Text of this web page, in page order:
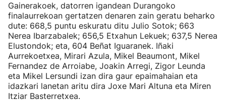
Gainerakoek, datorren igandean Durangoko
finalaurrekoan gertatzen denaren zain geratu beharko
dute: 668,5 puntu eskuratu ditu Julio Sotok; 663
Nerea Ibarzabalek; 656,5 Etxahun Lekuek; 637,5 Nerea
Elustondok; eta, 604 Beñat Iguaranek. Iñaki
Aurrekoetxea, Mirari Azula, Mikel Beaumont, Mikel
Fernandez de Arroiabe, Joakin Arregi, Zigor Leunda
eta Mikel Lersundi izan dira gaur epaimahaian eta
idazkari lanetan aritu dira Joxe Mari Altuna eta Miren
Itziar Basterretxea.